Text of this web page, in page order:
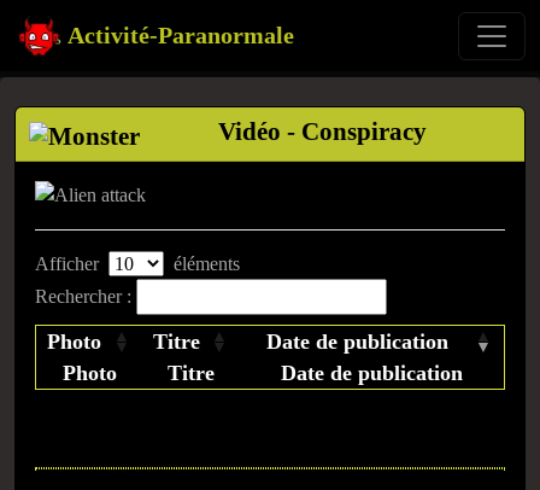
Activité-Paranormale
Vidéo - Conspiracy
Afficher
éléments
Rechercher :
Photo Titre
Date de publication
Photo
Titre Date de publication